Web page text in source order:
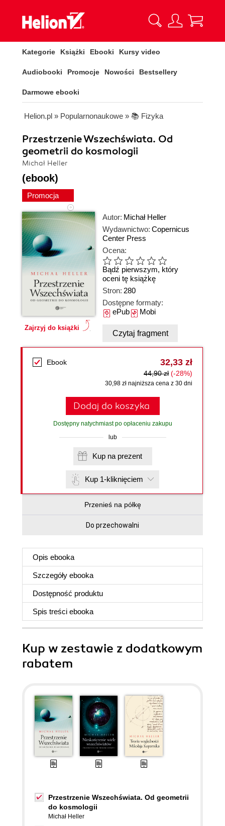
Kategorie Książki Ebooki Kursy video
Audiobooki Promocje Nowości Bestsellery
Darmowe ebooki
Helion.pl » Popularnonaukowe » 📚 Fizyka
Przestrzenie Wszechświata. Od
geometrii do kosmologii
Michał Heller
(ebook)
Promocja
Zajrzyj do książki
Autor: Michał Heller
Wydawnictwo: Copernicus
Center Press
Ocena:
Bądź pierwszym, który
oceni tę książkę
Stron: 280
Dostępne formaty:
ePubMobi
Czytaj fragment
Ebook 32,33 zł
44,90 zł (-28%)
30,98 zł najniższa cena z 30 dni
Dodaj do koszyka
Dostępny natychmiast po opłaceniu zakupu
lub
Kup na prezent
Kup 1-kliknięciem
Przenieś na półkę
Do przechowalni
Opis ebooka
Szczegóły ebooka
Dostępność produktu
Spis treści ebooka
Kup w zestawie z dodatkowym
rabatem
Przestrzenie Wszechświata. Od geometrii
do kosmologii
Michał Heller